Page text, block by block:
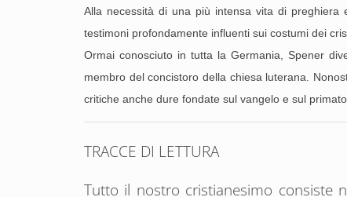
Alla necessità di una più intensa vita di
testimoni profondamente influenti sui costumi dei
Ormai conosciuto in tutta la Germania, Spener
membro del concistoro della chiesa luterana.
critiche anche dure fondate sul vangelo e sul
TRACCE DI LETTURA
Tutto il nostro cristianesimo consiste